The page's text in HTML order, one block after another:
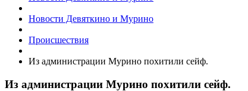
Новости Девяткино и Мурино
Происшествия
Из администрации Мурино похитили сейф.
Из администрации Мурино похитили сейф.